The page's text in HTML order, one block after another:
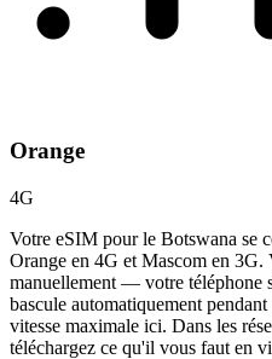
Orange
4G
Votre eSIM pour le Botswana se
Orange en 4G et Mascom en 3G.
manuellement — votre téléphone
bascule automatiquement
vitesse maximale ici. Dans les
téléchargez ce qu'il vous faut en